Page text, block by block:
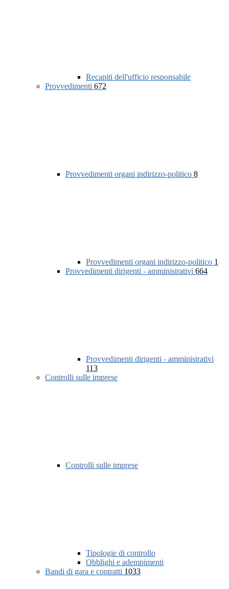
Recapiti dell'ufficio responsabile
Provvedimenti 672
Provvedimenti organi indirizzo-politico 8
Provvedimenti organi indirizzo-politico 1
Provvedimenti dirigenti - amministrativi 664
Provvedimenti dirigenti - amministrativi
113
Controlli sulle imprese
Controlli sulle imprese
Tipologie di controllo
Obblighi e adempimenti
Bandi di gara e contratti 1033